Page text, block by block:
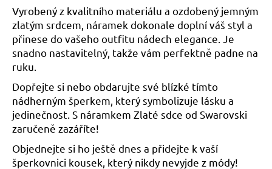
Vyrobený z kvalitního materiálu a ozdobený jemným
zlatým srdcem, náramek dokonale doplní váš styl a
přinese do vašeho outfitu nádech elegance. Je
snadno nastavitelný, takže vám perfektně padne na
ruku.
Dopřejte si nebo obdarujte své blízké tímto
nádherným šperkem, který symbolizuje lásku a
jedinečnost. S náramkem Zlaté sdce od Swarovski
zaručeně zazáříte!
Objednejte si ho ještě dnes a přidejte k vaší
šperkovnici kousek, který nikdy nevyjde z módy!
D
o
p
o
r
u
č
u
j
e
m
e